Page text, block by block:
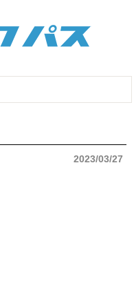
2023/03/27